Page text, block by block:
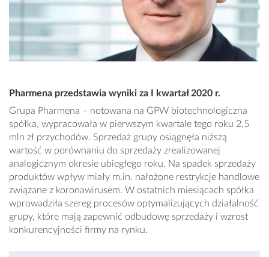
Pharmena przedstawia wyniki za I kwartał 2020 r.
Grupa Pharmena – notowana na GPW biotechnologiczna
spółka, wypracowała w pierwszym kwartale tego roku 2,5
mln zł przychodów. Sprzedaż grupy osiągnęła niższą
wartość w porównaniu do sprzedaży zrealizowanej
analogicznym okresie ubiegłego roku. Na spadek sprzedaży
produktów wpływ miały m.in. nałożone restrykcje handlowe
związane z koronawirusem. W ostatnich miesiącach spółka
wprowadziła szereg procesów optymalizujących działalność
grupy, które mają zapewnić odbudowę sprzedaży i wzrost
konkurencyjności firmy na rynku.